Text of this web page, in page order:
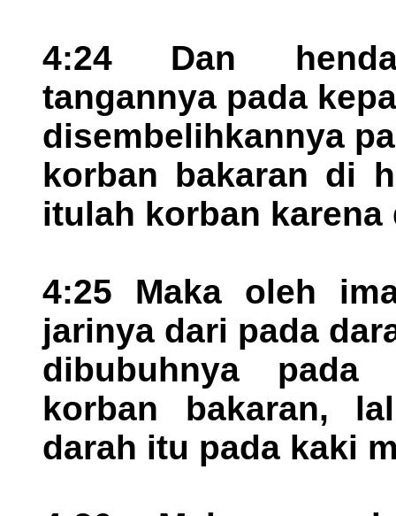
4:24 Dan
tangannya pada
disembelihkannya
korban bakaran di
itulah korban karena
4:25 Maka oleh
jarinya dari pada
dibubuhnya pada
korban bakaran,
darah itu pada kaki